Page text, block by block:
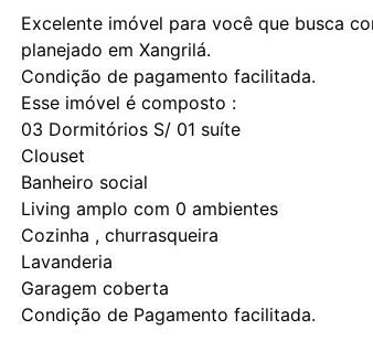
Excelente imóvel para você que busca
planejado em Xangrilá.
Condição de pagamento facilitada.
Esse imóvel é composto :
03 Dormitórios S/ 01 suíte
Clouset
Banheiro social
Living amplo com 0 ambientes
Cozinha , churrasqueira
Lavanderia
Garagem coberta